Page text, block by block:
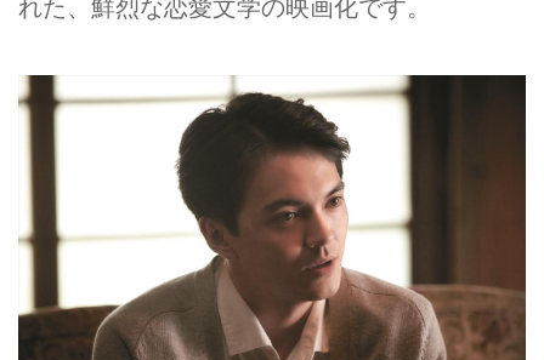
れた、鮮烈な恋愛文学の映画化です。